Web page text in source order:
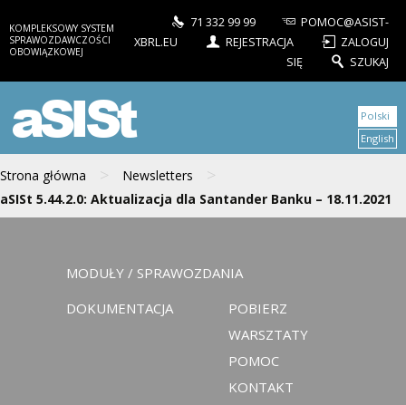
KOMPLEKSOWY SYSTEM
SPRAWOZDAWCZOŚCI
OBOWIĄZKOWEJ
71 332 99 99
POMOC@ASIST-
XBRL.EU
REJESTRACJA
ZALOGUJ
SIĘ
SZUKAJ
aSISt
Strona główna > Newsletters >
aSISt 5.44.2.0: Aktualizacja dla Santander Banku – 18.11.2021
Polski
English
MODUŁY / SPRAWOZDANIA
DOKUMENTACJA
POBIERZ
WARSZTATY
POMOC
KONTAKT